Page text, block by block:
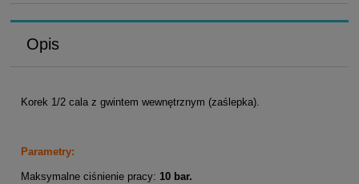
Opis
Korek 1/2 cala z gwintem wewnętrznym (zaślepka).
Parametry:
Maksymalne ciśnienie pracy: 10 bar.